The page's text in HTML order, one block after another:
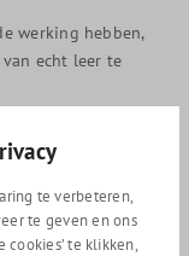
werking hebben,
echt leer te
voor een snelle
te verbeteren,
te geven en ons
cookies’ te klikken,